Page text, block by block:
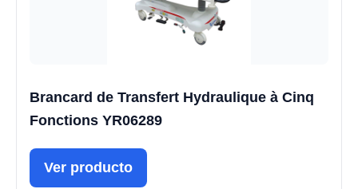
Brancard de Transfert Hydraulique à Cinq
Fonctions YR06289
Ver producto